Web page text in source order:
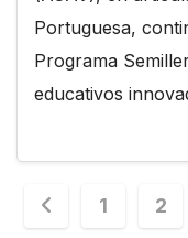
Portuguesa,
Programa
educativos
Paginación
1 2